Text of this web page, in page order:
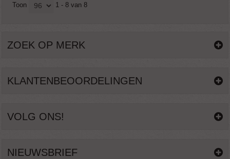
Toon 1 - 8 van 8
ZOEK OP MERK
KLANTENBEOORDELINGEN
VOLG ONS!
NIEUWSBRIEF